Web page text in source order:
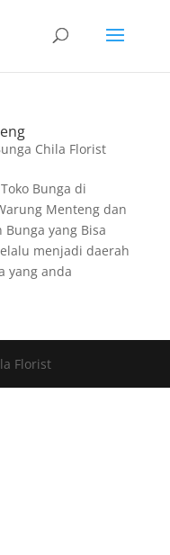
Chila Florist
Bunga di
Menteng dan
yang Bisa
menjadi daerah
yang anda
Florist